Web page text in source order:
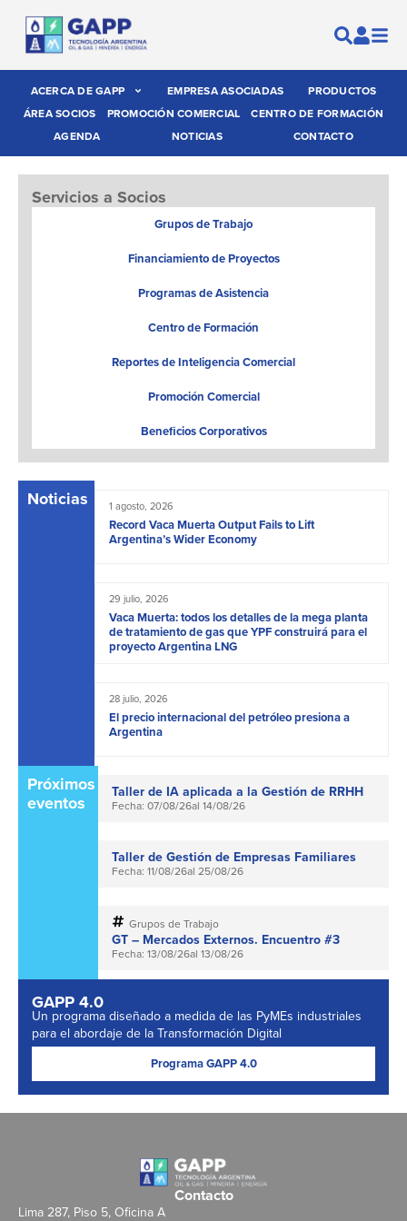
ACERCA DE GAPP EMPRESA ASOCIADAS
PRODUCTOS
ÁREA SOCIOS
PROMOCIÓN COMERCIAL
CENTRO DE FORMACIÓN
AGENDA
NOTICIAS CONTACTO
Servicios a Socios
Grupos de Trabajo
Financiamiento de Proyectos
Programas de Asistencia
Centro de Formación
Reportes de Inteligencia Comercial
Promoción Comercial
Beneficios Corporativos
Noticias 1 agosto, 2026
Record Vaca Muerta Output Fails to Lift
Argentina’s Wider Economy
29 julio, 2026
Vaca Muerta: todos los detalles de la mega planta
de tratamiento de gas que YPF construirá para el
proyecto Argentina LNG
28 julio, 2026
El precio internacional del petróleo presiona a
Argentina
Próximos
eventos
Taller de IA aplicada a la Gestión de RRHH
Fecha: 07/08/26al 14/08/26
Taller de Gestión de Empresas Familiares
Fecha: 11/08/26al 25/08/26
Grupos de Trabajo
GT – Mercados Externos. Encuentro #3
Fecha: 13/08/26al 13/08/26
GAPP 4.0
Un programa diseñado a medida de las PyMEs industriales
para el abordaje de la Transformación Digital
Programa GAPP 4.0
Contacto
Lima 287, Piso 5, Oficina A